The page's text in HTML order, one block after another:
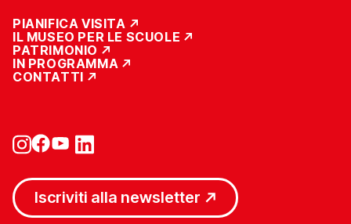
PIANIFICA VISITA
IL MUSEO PER LE SCUOLE
PATRIMONIO
IN PROGRAMMA
CONTATTI
Iscriviti alla newsletter